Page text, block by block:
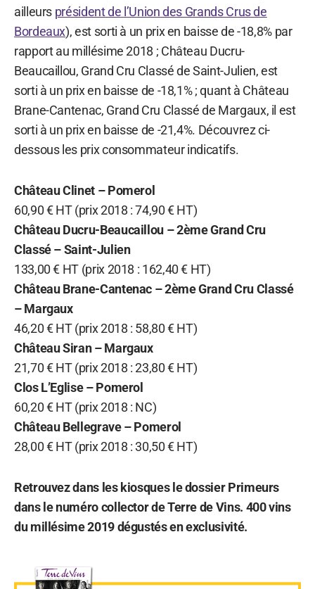
ailleurs président de l’Union des Grands Crus de
Bordeaux), est sorti à un prix en baisse de -18,8% par
rapport au millésime 2018 ; Château Ducru-
Beaucaillou, Grand Cru Classé de Saint-Julien, est
sorti à un prix en baisse de -18,1% ; quant à Château
Brane-Cantenac, Grand Cru Classé de Margaux, il est
sorti à un prix en baisse de -21,4%. Découvrez ci-
dessous les prix consommateur indicatifs.
Château Clinet – Pomerol
60,90 € HT (prix 2018 : 74,90 € HT)
Château Ducru-Beaucaillou – 2ème Grand Cru
Classé – Saint-Julien
133,00 € HT (prix 2018 : 162,40 € HT)
Château Brane-Cantenac – 2ème Grand Cru Classé
– Margaux
46,20 € HT (prix 2018 : 58,80 € HT)
Château Siran – Margaux
21,70 € HT (prix 2018 : 23,80 € HT)
Clos L’Eglise – Pomerol
60,20 € HT (prix 2018 : NC)
Château Bellegrave – Pomerol
28,00 € HT (prix 2018 : 30,50 € HT)
Retrouvez dans les kiosques le dossier Primeurs
dans le numéro collector de Terre de Vins. 400 vins
du millésime 2019 dégustés en exclusivité.